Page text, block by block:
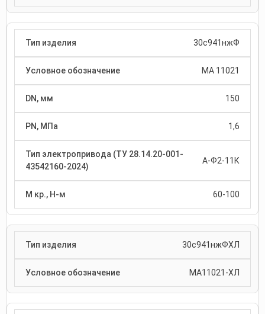
30с941нжФ
МА 11021
150
1,6
А-Ф2-11К
60-100
30с941нжФХЛ
МА11021-ХЛ